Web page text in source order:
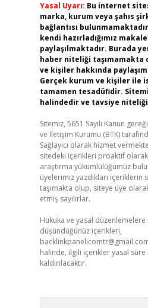
Yasal Uyarı: Bu internet
marka, kurum veya şahıs
bağlantısı
kendi hazırladığımız
paylaşılmaktadır. Burada
haber niteliği taşımamakta
ve kişiler hakkında
Gerçek kurum ve kişiler ile
tamamen tesadüfidir.
halindedir ve tavsiye
Sitemiz, 5651 Sayılı Kanun
ve İletişim Kurumu (BTK)
Sağlayıcı olarak hizmet
sitedeki içerikleri proaktif
araştırma yükümlülüğümüz
üyelerimiz yazdıkları içeriklerin
taşımakta olup, siteye üye
etmiş sayılırlar.
Hukuka ve yasal düzenlemelere
düşündüğünüz içerikleri,
halinde, ilgili içerikler yasal
kaldırılacaktır.